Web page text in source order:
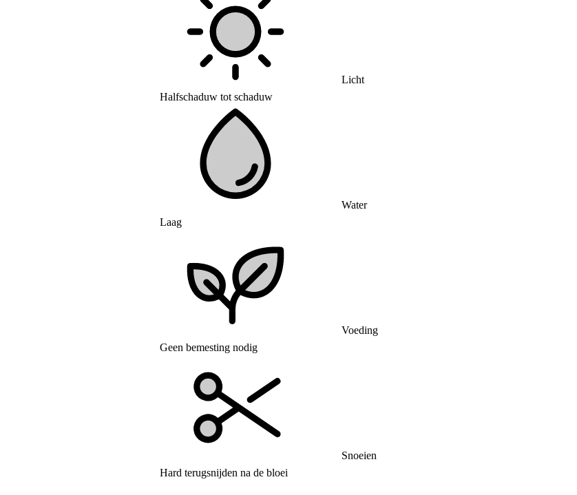
Licht
Halfschaduw tot schaduw
Water
Laag
Voeding
Geen bemesting nodig
Snoeien
Hard terugsnijden na de bloei